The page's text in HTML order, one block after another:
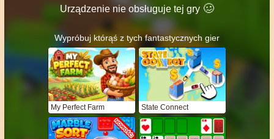
Urządzenie nie obsługuje tej gry 🥴️
Wypróbuj którąś z tych fantastycznych gier
My Perfect Farm State Connect